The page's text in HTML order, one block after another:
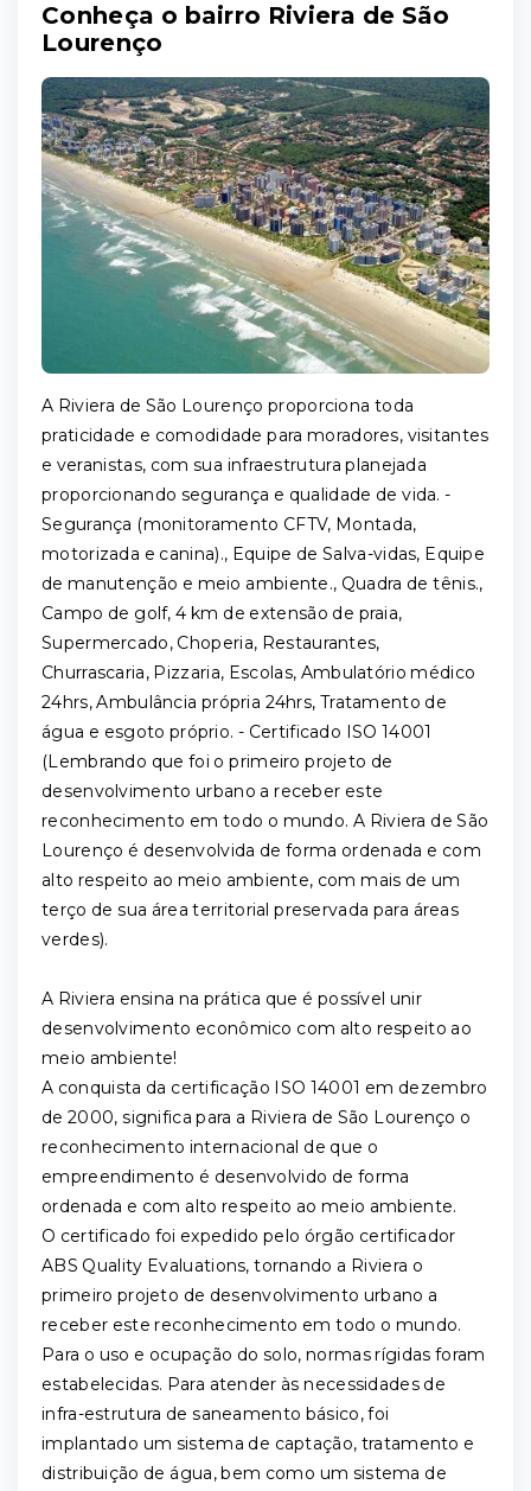
Conheça o bairro Riviera de São
Lourenço
A Riviera de São Lourenço proporciona toda
praticidade e comodidade para moradores, visitantes
e veranistas, com sua infraestrutura planejada
proporcionando segurança e qualidade de vida. -
Segurança (monitoramento CFTV, Montada,
motorizada e canina)., Equipe de Salva-vidas, Equipe
de manutenção e meio ambiente., Quadra de tênis.,
Campo de golf, 4 km de extensão de praia,
Supermercado, Choperia, Restaurantes,
Churrascaria, Pizzaria, Escolas, Ambulatório médico
24hrs, Ambulância própria 24hrs, Tratamento de
água e esgoto próprio. - Certificado ISO 14001
(Lembrando que foi o primeiro projeto de
desenvolvimento urbano a receber este
reconhecimento em todo o mundo. A Riviera de São
Lourenço é desenvolvida de forma ordenada e com
alto respeito ao meio ambiente, com mais de um
terço de sua área territorial preservada para áreas
verdes).
A Riviera ensina na prática que é possível unir
desenvolvimento econômico com alto respeito ao
meio ambiente!
A conquista da certificação ISO 14001 em dezembro
de 2000, significa para a Riviera de São Lourenço o
reconhecimento internacional de que o
empreendimento é desenvolvido de forma
ordenada e com alto respeito ao meio ambiente.
O certificado foi expedido pelo órgão certificador
ABS Quality Evaluations, tornando a Riviera o
primeiro projeto de desenvolvimento urbano a
receber este reconhecimento em todo o mundo.
Para o uso e ocupação do solo, normas rígidas foram
estabelecidas. Para atender às necessidades de
infra-estrutura de saneamento básico, foi
implantado um sistema de captação, tratamento e
distribuição de água, bem como um sistema de